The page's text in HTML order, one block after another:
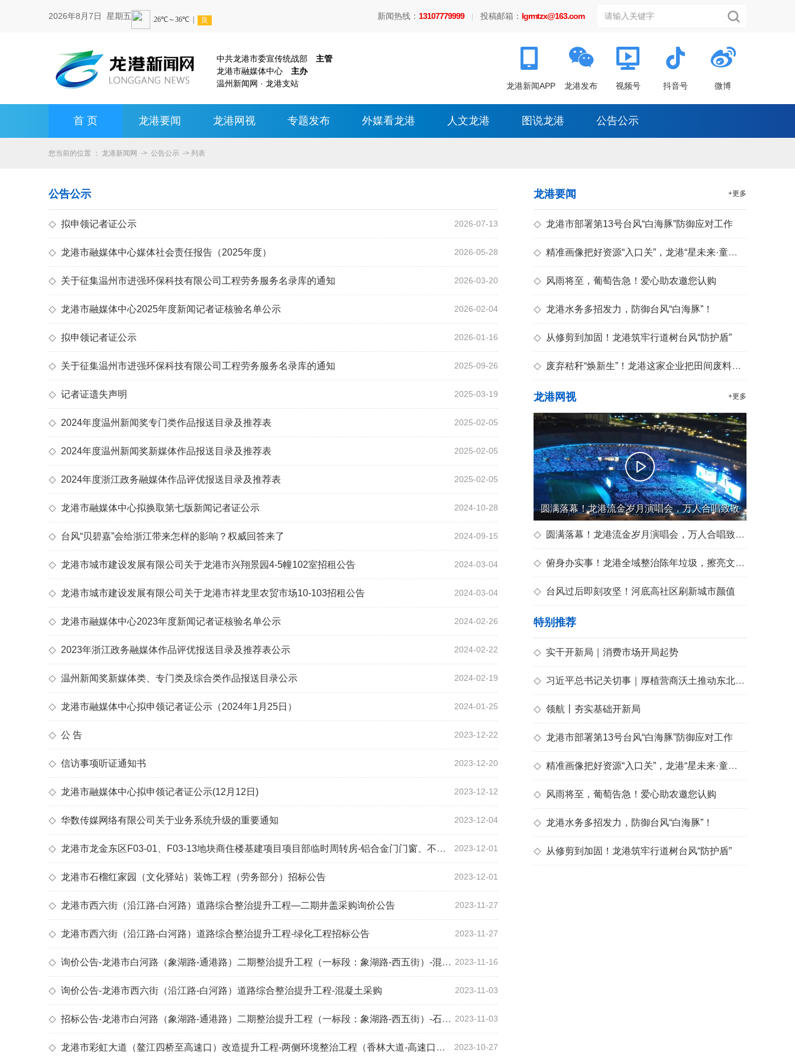
2026年8月7日 星期五 新闻热线： 13107779999 投稿邮箱： lgrmtzx@163.com
中共龙港市委宣传统战部 主管
龙港市融媒体中心 主办
温州新闻网 · 龙港支站
龙港新闻APP 龙港发布 视频号 抖音号 微博
首 页 龙港要闻 龙港网视 专题发布 外媒看龙港 人文龙港 图说龙港 公告公示
您当前的位置 ： 龙港新闻网 -> 公告公示 -> 列表
公告公示
2026-07-13
◇ 拟申领记者证公示
2026-05-28
◇ 龙港市融媒体中心媒体社会责任报告（2025年度）
2026-03-20
◇ 关于征集温州市进强环保科技有限公司工程劳务服务名录库的通知
2026-02-04
◇ 龙港市融媒体中心2025年度新闻记者证核验名单公示
2026-01-16
◇ 拟申领记者证公示
2025-09-26
◇ 关于征集温州市进强环保科技有限公司工程劳务服务名录库的通知
2025-03-19
◇ 记者证遗失声明
2025-02-05
◇ 2024年度温州新闻奖专门类作品报送目录及推荐表
2025-02-05
◇ 2024年度温州新闻奖新媒体作品报送目录及推荐表
2025-02-05
◇ 2024年度浙江政务融媒体作品评优报送目录及推荐表
2024-10-28
◇ 龙港市融媒体中心拟换取第七版新闻记者证公示
2024-09-15
◇ 台风“贝碧嘉”会给浙江带来怎样的影响？权威回答来了
2024-03-04
◇ 龙港市城市建设发展有限公司关于龙港市兴翔景园4-5幢102室招租公告
2024-03-04
◇ 龙港市城市建设发展有限公司关于龙港市祥龙里农贸市场10-103招租公告
2024-02-26
◇ 龙港市融媒体中心2023年度新闻记者证核验名单公示
2024-02-22
◇ 2023年浙江政务融媒体作品评优报送目录及推荐表公示
2024-02-19
◇ 温州新闻奖新媒体类、专门类及综合类作品报送目录公示
2024-01-25
◇ 龙港市融媒体中心拟申领记者证公示（2024年1月25日）
2023-12-22
◇ 公 告
2023-12-20
◇ 信访事项听证通知书
2023-12-12
◇ 龙港市融媒体中心拟申领记者证公示(12月12日)
2023-12-04
◇ 华数传媒网络有限公司关于业务系统升级的重要通知
2023-12-01
◇ 龙港市龙金东区F03-01、F03-13地块商住楼基建项目项目部临时周转房-铝合金门门窗、不锈钢栏杆等采购询价公告
2023-12-01
◇ 龙港市石榴红家园（文化驿站）装饰工程（劳务部分）招标公告
2023-11-27
◇ 龙港市西六街（沿江路-白河路）道路综合整治提升工程—二期井盖采购询价公告
2023-11-27
◇ 龙港市西六街（沿江路-白河路）道路综合整治提升工程-绿化工程招标公告
2023-11-16
◇ 询价公告-龙港市白河路（象湖路-通港路）二期整治提升工程（一标段：象湖路-西五街）-混凝土采购
2023-11-03
◇ 询价公告-龙港市西六街（沿江路-白河路）道路综合整治提升工程-混凝土采购
2023-11-03
◇ 招标公告-龙港市白河路（象湖路-通港路）二期整治提升工程（一标段：象湖路-西五街）-石材三期采购
2023-10-27
◇ 龙港市彩虹大道（鳌江四桥至高速口）改造提升工程-两侧环境整治工程（香林大道-高速口段）招标公告
+更多
龙港要闻
◇ 龙港市部署第13号台风“白海豚”防御应对工作
◇ 精准画像把好资源“入口关”，龙港“星未来·童心筑梦”暑期托管创作营点亮儿童素养之光
◇ 风雨将至，葡萄告急！爱心助农邀您认购
◇ 龙港水务多招发力，防御台风“白海豚”！
◇ 从修剪到加固！龙港筑牢行道树台风“防护盾”
◇ 废弃秸秆“焕新生”！龙港这家企业把田间废料变成优质有机肥
+更多
龙港网视
圆满落幕！龙港流金岁月演唱会，万人合唱致敬
青春
◇ 圆满落幕！龙港流金岁月演唱会，万人合唱致敬青春
◇ 俯身办实事！龙港全域整治陈年垃圾，擦亮文明底色
◇ 台风过后即刻攻坚！河底高社区刷新城市颜值
特别推荐
◇ 实干开新局｜消费市场开局起势
◇ 习近平总书记关切事｜厚植营商沃土推动东北全面振兴
◇ 领航丨夯实基础开新局
◇ 龙港市部署第13号台风“白海豚”防御应对工作
◇ 精准画像把好资源“入口关”，龙港“星未来·童心筑梦”暑期托管创作营点亮儿童素养之光
◇ 风雨将至，葡萄告急！爱心助农邀您认购
◇ 龙港水务多招发力，防御台风“白海豚”！
◇ 从修剪到加固！龙港筑牢行道树台风“防护盾”